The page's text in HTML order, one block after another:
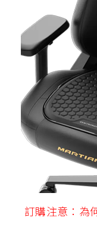
訂購注意：為